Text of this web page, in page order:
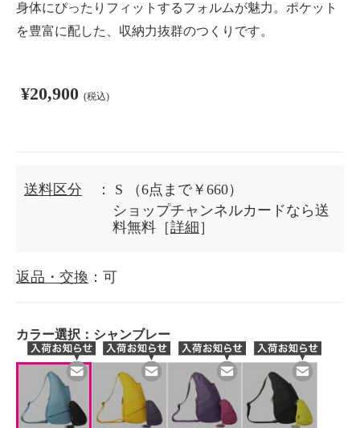
身体にぴったりフィットするフォルムが魅力。ポケット
を豊富に配した、収納力抜群のつくりです。
¥20,900 (税込)
送料区分 ： S
（6点まで￥660）
ショップチャンネルカードなら送
料無料［詳細 ］
返品・交換 ：可
カラー選択： シャンブレー